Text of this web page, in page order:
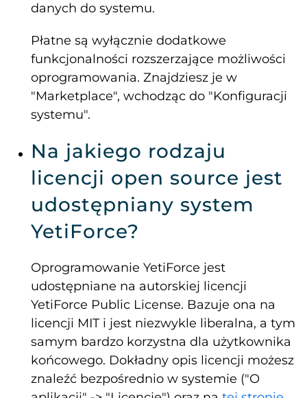
danych do systemu.
Płatne są wyłącznie dodatkowe
funkcjonalności rozszerzające możliwości
oprogramowania. Znajdziesz je w
"Marketplace", wchodząc do "Konfiguracji
systemu".
Na jakiego rodzaju
licencji open source jest
udostępniany system
YetiForce?
Oprogramowanie YetiForce jest
udostępniane na autorskiej licencji
YetiForce Public License. Bazuje ona na
licencji MIT i jest niezwykle liberalna, a tym
samym bardzo korzystna dla użytkownika
końcowego. Dokładny opis licencji możesz
znaleźć bezpośrednio w systemie ("O